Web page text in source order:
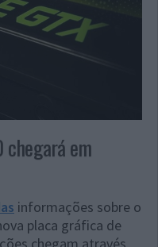
chegará em
informações sobre o
placa gráfica de